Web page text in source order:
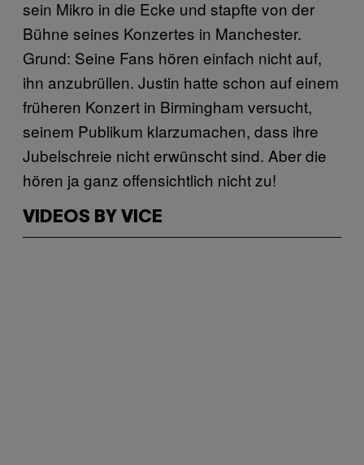
sein Mikro in die Ecke und stapfte von der
Bühne seines Konzertes in Manchester.
Grund: Seine Fans hören einfach nicht auf,
ihn anzubrüllen. Justin hatte schon auf einem
früheren Konzert in Birmingham versucht,
seinem Publikum klarzumachen, dass ihre
Jubelschreie nicht erwünscht sind. Aber die
hören ja ganz offensichtlich nicht zu!
VIDEOS BY VICE